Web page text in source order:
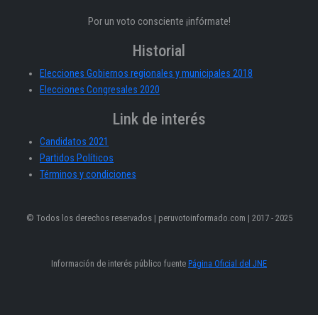
Por un voto consciente ¡infórmate!
Historial
Elecciones Gobiernos regionales y municipales 2018
Elecciones Congresales 2020
Link de interés
Candidatos 2021
Partidos Políticos
Términos y condiciones
© Todos los derechos reservados | peruvotoinformado.com | 2017 - 2025
Información de interés público fuente Página Oficial del JNE